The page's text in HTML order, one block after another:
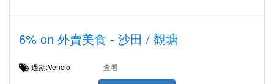
6% on 外賣美食 - 沙田 / 觀塘
過期:Venció 查看